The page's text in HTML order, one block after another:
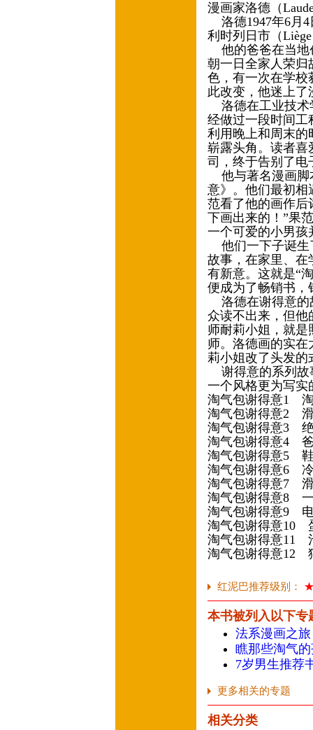
漫画家洛德（
洛德1947年6月4
利时列日市（
他的爸爸在当地
朝一日全家人荣归
色，有一次在学校
此改变，他迷上
洛德在工业技术
经做过一段时间工
利用晚上和周末的
崭露头角。读者喜
司，终于告别了
他与著名漫画脚
意》。他们最初相
范看了他的画作后
下画出来的！”果
一个可爱的小男
他们一下子诞生
故事，在家里、在
有新意。这就是“
便成为了畅销书
洛德在谢得意的
众读不出来，但他
师耐莉小姐，就
师。洛德画的实
莉小姐改了头发
谢得意的系列故
一个风格更为写实
淘气包谢得意1
淘气包谢得意2
淘气包谢得意3
淘气包谢得意4
淘气包谢得意5
淘气包谢得意6
淘气包谢得意7
淘气包谢得意8
淘气包谢得意9
淘气包谢得意10
淘气包谢得意11
淘气包谢得意12
红泥巴推荐级别：
本书被列入以下专
法系漫画之旅
瞧那些淘气
7岁男生推荐
更多相关的专题
相关分类